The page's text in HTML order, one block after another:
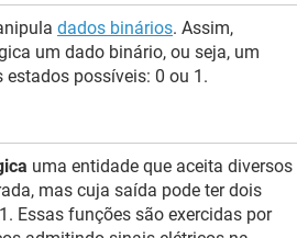
dados binários. Assim,
um dado binário, ou seja, um
possíveis: 0 ou 1.
uma entidade que aceita diversos
mas cuja saída pode ter dois
Essas funções são exercidas por